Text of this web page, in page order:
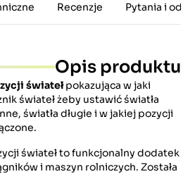
Recenzje Pytania i
Opis produktu
światełpokazująca w jaki
świateł żeby ustawić światła
światła długie i w jakiej pozycji
świateł to funkcjonalny dodatek
i maszyn rolniczych. Została